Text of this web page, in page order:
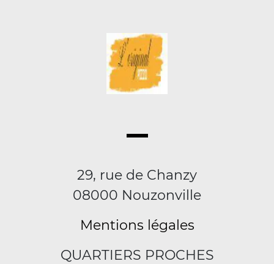
29, rue de Chanzy
08000 Nouzonville
Mentions légales
QUARTIERS PROCHES